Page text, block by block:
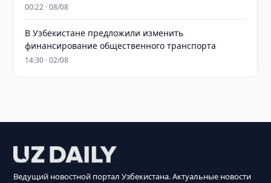
00:22 · 08/08
В Узбекистане предложили изменить
финансирование общественного транспорта
14:30 · 02/08
Ведущий новостной портал Узбекистана. Актуальные новости